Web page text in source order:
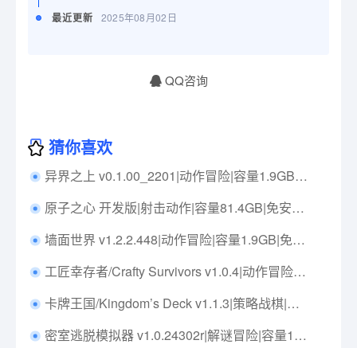
最近更新 2025年08月02日
QQ咨询
猜你喜欢
异界之上 v0.1.00_2201|动作冒险|容量1.9GB|中文免安装|支持键盘.鼠标.手柄
原子之心 开发版|射击动作|容量81.4GB|免安装绿色中文版|支持键盘.鼠标.手柄
墙面世界 v1.2.2.448|动作冒险|容量1.9GB|免安装绿色中文版|支持键盘.鼠标.手柄
工匠幸存者/Crafty Survivors v1.0.4|动作冒险|容量2.5GB|免安装绿色中文版|支持键盘.鼠标
卡牌王国/Kingdom’s Deck v1.1.3|策略战棋|容量2.5G|免安装绿色中文版|支持键盘.鼠标
密室逃脱模拟器 v1.0.24302r|解谜冒险|容量16.7GB|免安装绿色中文版|支持键盘.鼠标.手柄